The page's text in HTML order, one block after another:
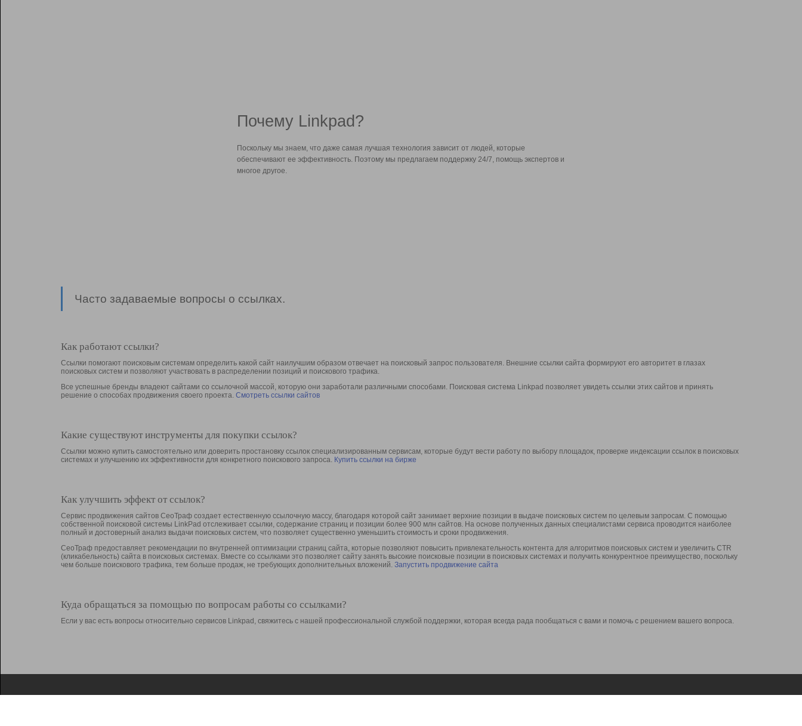
Почему Linkpad?
Поскольку мы знаем, что даже самая лучшая технология зависит от людей, которые
обеспечивают ее эффективность. Поэтому мы предлагаем поддержку 24/7, помощь экспертов и
многое другое.
Часто задаваемые вопросы о ссылках.
Как работают ссылки?
Ссылки помогают поисковым системам определить какой сайт наилучшим образом отвечает на поисковый запрос пользователя. Внешние ссылки сайта формируют его авторитет в глазах
поисковых систем и позволяют участвовать в раcпределении позиций и поискового трафика.
Все успешные бренды владеют сайтами со ссылочной массой, которую они заработали различными способами. Поисковая система Linkpad позволяет увидеть ссылки этих сайтов и принять
решение о способах продвижения своего проекта. Смотреть ссылки сайтов
Какие существуют инструменты для покупки ссылок?
Ссылки можно купить самостоятельно или доверить простановку ссылок специализированным сервисам, которые будут вести работу по выбору площадок, проверке индексации ссылок в поисковых
системах и улучшению их эффективности для конкретного поискового запроса. Купить ссылки на бирже
Как улучшить эффект от ссылок?
Сервис продвижения сайтов СеоТраф создает естественную ссылочную массу, благодаря которой сайт занимает верхние позиции в выдаче поисковых систем по целевым запросам. С помощью
собственной поисковой системы LinkPad отслеживает ссылки, содержание страниц и позиции более 900 млн сайтов. На основе полученных данных специалистами сервиса проводится наиболее
полный и достоверный анализ выдачи поисковых систем, что позволяет существенно уменьшить стоимость и сроки продвижения.
СеоТраф предоставляет рекомендации по внутренней оптимизации страниц сайта, которые позволяют повысить привлекательность контента для алгоритмов поисковых систем и увеличить CTR
(кликабельность) сайта в поисковых системах. Вместе со ссылками это позволяет сайту занять высокие поисковые позиции в поисковых системах и получить конкурентное преимущество, поскольку
чем больше поискового трафика, тем больше продаж, не требующих дополнительных вложений. Запустить продвижение сайта
Куда обращаться за помощью по вопросам работы со ссылками?
Если у вас есть вопросы относительно сервисов Linkpad, свяжитесь с нашей профессиональной службой поддержки, которая всегда рада пообщаться с вами и помочь с решением вашего вопроса.